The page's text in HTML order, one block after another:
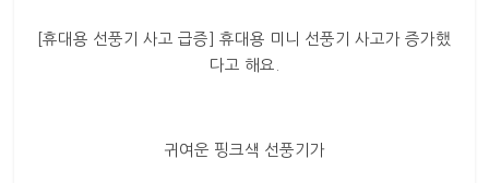
제
[휴대용 선풍기 사고 급증] 휴대용 미니 선풍기 사고가 증가했
다고 해요.
귀여운 핑크색 선풍기가